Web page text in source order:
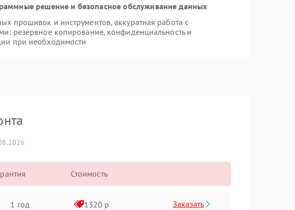
решение и безопасное обслуживание данных
прошивок и инструментов, аккуратная работа с
резервное копирование, конфиденциальность и
при необходимости
Стоимость
1 год 1320 р Заказать